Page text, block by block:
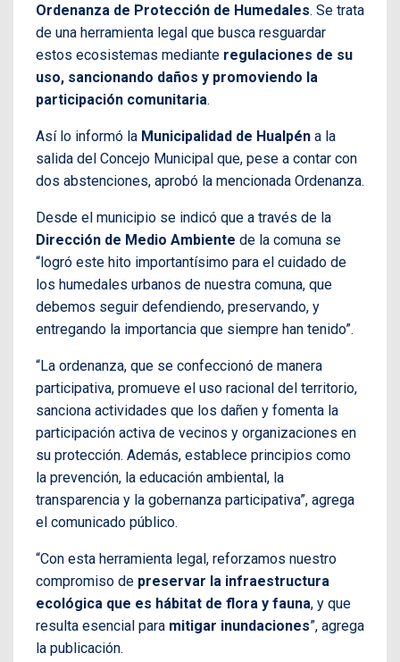
Ordenanza de Protección de Humedales. Se trata
de una herramienta legal que busca resguardar
estos ecosistemas mediante regulaciones de su
uso, sancionando daños y promoviendo la
participación comunitaria.
Así lo informó la Municipalidad de Hualpén a la
salida del Concejo Municipal que, pese a contar con
dos abstenciones, aprobó la mencionada Ordenanza.
Desde el municipio se indicó que a través de la
Dirección de Medio Ambiente de la comuna se
“logró este hito importantísimo para el cuidado de
los humedales urbanos de nuestra comuna, que
debemos seguir defendiendo, preservando, y
entregando la importancia que siempre han tenido”.
“La ordenanza, que se confeccionó de manera
participativa, promueve el uso racional del territorio,
sanciona actividades que los dañen y fomenta la
participación activa de vecinos y organizaciones en
su protección. Además, establece principios como
la prevención, la educación ambiental, la
transparencia y la gobernanza participativa”, agrega
el comunicado público.
“Con esta herramienta legal, reforzamos nuestro
compromiso de preservar la infraestructura
ecológica que es hábitat de flora y fauna, y que
resulta esencial para mitigar inundaciones”, agrega
la publicación.